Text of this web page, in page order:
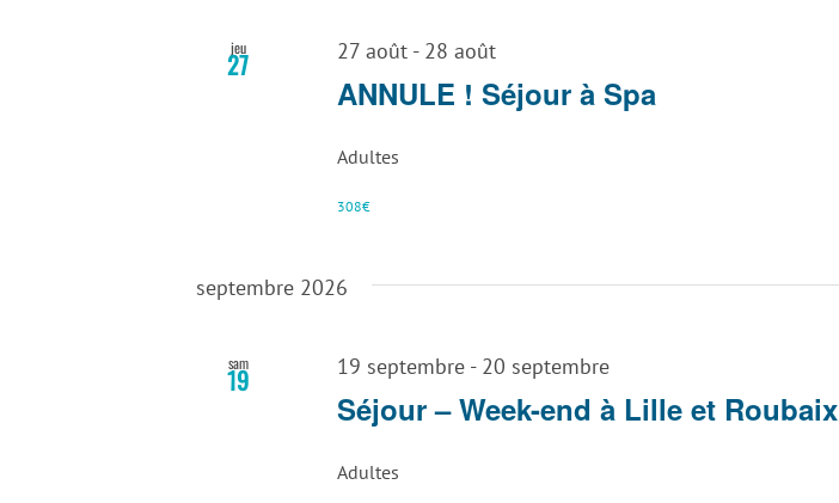
jeu
27 27 août - 28 août
ANNULE ! Séjour à Spa
Adultes
308€
septembre 2026
sam
19 19 septembre - 20 septembre
Séjour – Week-end à Lille et Roubaix
Adultes